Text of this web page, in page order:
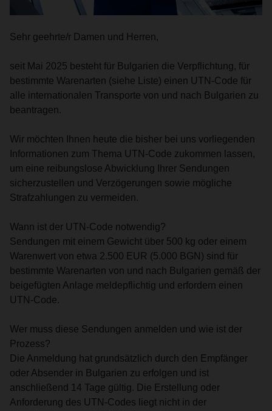
Sehr geehrte/r Damen und Herren,
seit Mai 2025 besteht für Bulgarien die Verpflichtung, für
bestimmte Warenarten (siehe Liste) einen UTN-Code für
alle internationalen Transporte von und nach Bulgarien zu
beantragen.
Wir möchten Ihnen heute die bisher bei uns vorliegenden
Informationen zum Thema UTN-Code zukommen lassen,
um eine reibungslose Abwicklung Ihrer Sendungen
sicherzustellen und Verzögerungen sowie mögliche
Strafzahlungen zu vermeiden.
Wann ist der UTN-Code notwendig?
Sendungen mit einem Gewicht über 500 kg oder einem
Warenwert von etwa 2.500 EUR (5.000 BGN) sind für
bestimmte Warenarten von und nach Bulgarien gemäß der
beigefügten Anlage meldepflichtig und erfordern einen
UTN-Code.
Wer muss diese Sendungen anmelden und wie ist der
Prozess?
Die Anmeldung hat grundsätzlich durch den Empfänger
oder Absender in Bulgarien zu erfolgen und ist
anschließend 14 Tage gültig. Die Erstellung oder
Anforderung des UTN-Codes liegt nicht in der